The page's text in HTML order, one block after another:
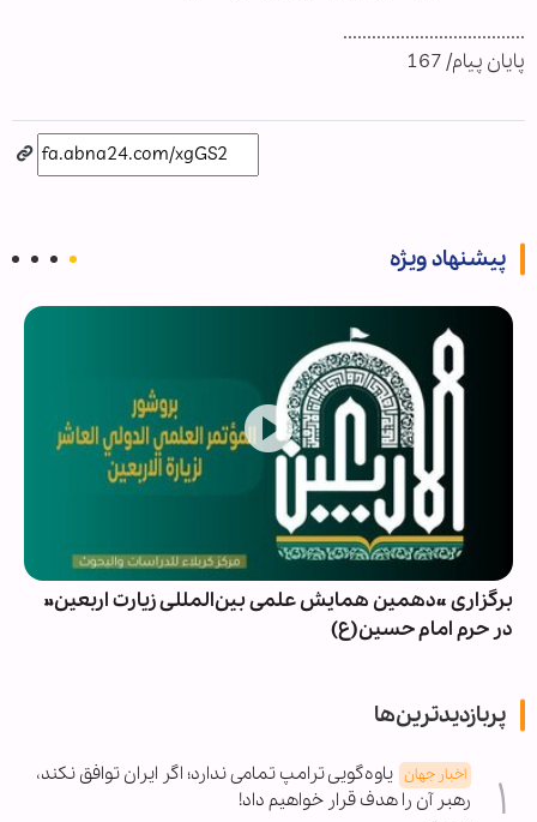
......................................
پایان پیام/ 167
پیشنهاد ویژه
برگزاری «دهمین همایش علمی بین‌المللی زیارت اربعین»
در حرم امام حسین(ع)
پربازدیدترین‌ها
اخبار جهان یاوه‌گویی ترامپ تمامی ندارد؛ اگر ایران توافق نکند،
رهبر آن را هدف قرار خواهیم داد!